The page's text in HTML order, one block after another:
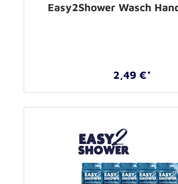
Easy2Shower Wasch
2,49 €*